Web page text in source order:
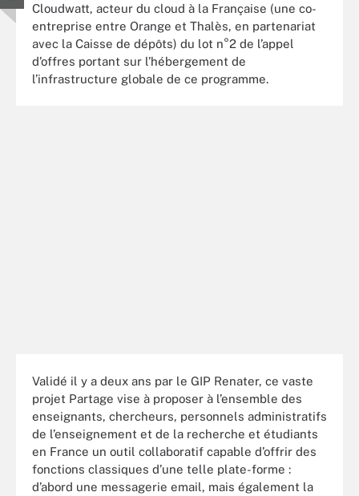
Cloudwatt, acteur du cloud à la Française (une co-
entreprise entre Orange et Thalès, en partenariat
avec la Caisse de dépôts) du lot n°2 de l’appel
d’offres portant sur l’hébergement de
l’infrastructure globale de ce programme.
Validé il y a deux ans par le GIP Renater, ce vaste
projet Partage vise à proposer à l’ensemble des
enseignants, chercheurs, personnels administratifs
de l’enseignement et de la recherche et étudiants
en France un outil collaboratif capable d’offrir des
fonctions classiques d’une telle plate-forme :
d’abord une messagerie email, mais également la